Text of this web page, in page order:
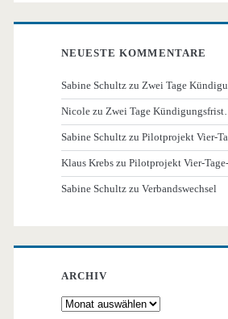
NEUESTE KOMMENTARE
Sabine Schultz zuZwei Tage
Nicole zuZwei Tage
Sabine Schultz zuPilotprojekt Vier-
Klaus Krebs zuPilotprojekt Vier-
Sabine Schultz zuVerbandswechsel
ARCHIV
Archiv